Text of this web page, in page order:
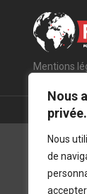
Nous
privée.
Nous
de
accepter
Mentions